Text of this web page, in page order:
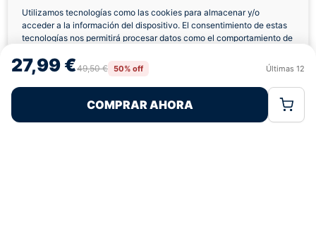
Utilizamos tecnologías como las cookies para almacenar y/o
acceder a la información del dispositivo. El consentimiento de estas
tecnologías nos permitirá procesar datos como el comportamiento de
retirar el consentimiento, puede afectar negativamente a ciertas
características y funciones.
Rechazar
Política de CookiesPolítica de Privacidad
27,99 €49,50 € 50% off Últimas 12
COMPRAR AHORA
Envíos a Domicilio Devolución 7 Días
Pagos 100% Seguros Ofertas Sin Límites